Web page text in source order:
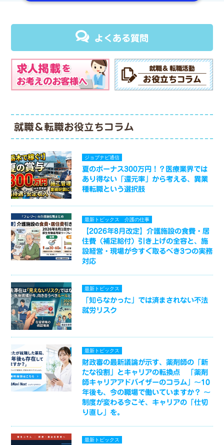
よくある質問
就職＆転職お役立ちコラム
ジョブナビ通信
夏のボーナス300万円！？医療業界では
あり得ない「還元率」から考える、異業
種転職という選択肢
最新トピックス 介護の仕事
【2026年8月改定】介護施設の食費・居
住費（補足給付）引き上げの全容と、施
設経営・現場が今すぐ取るべき3つの実務
対応
最新トピックス
「知らなかった」では済まされない不法
就労リスク
最新トピックス
財政審の最新議論が示す、薬剤師の「新
たな役割」とキャリアの転換点 「薬剤
師キャリアアドバイザーのコラム」～10
年後も、今の職場で働いていますか？ ～
制度が変わる今こそ、キャリアの「仕切
り直し」を。
最新トピックス